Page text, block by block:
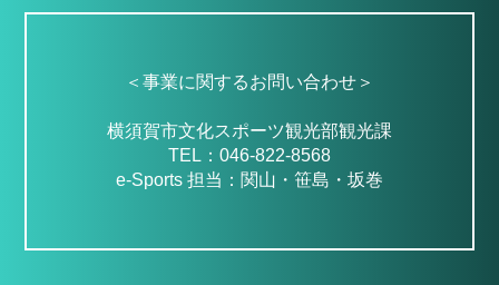
＜事業に関するお問い合わせ＞
横須賀市文化スポーツ観光部観光課
TEL：046-822-8568
e-Sports 担当：関山・笹島・坂巻